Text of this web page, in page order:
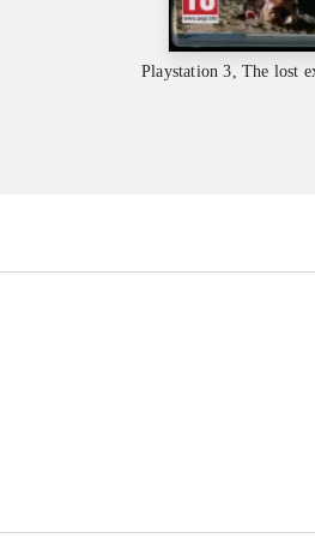
Playstation 3, The lost